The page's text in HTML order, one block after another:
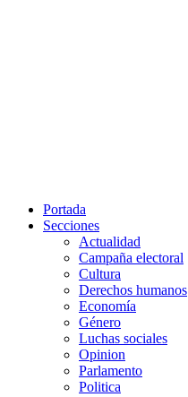
Portada
Secciones
Actualidad
Campaña electoral
Cultura
Derechos humanos
Economía
Género
Luchas sociales
Opinion
Parlamento
Politica